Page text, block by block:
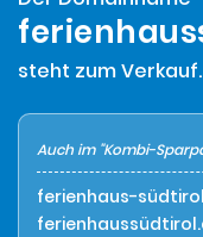
steht zum Verkauf.
Auch im "Kombi-
ferienhaus-